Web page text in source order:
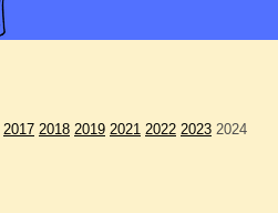
2017 2018 2019 2021 2022 2023 2024